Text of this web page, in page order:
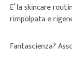
E’ la skincare
rimpolpata e
Fantascienza?